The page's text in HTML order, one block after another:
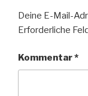
Deine E-Mail-
Erforderliche
Kommentar*